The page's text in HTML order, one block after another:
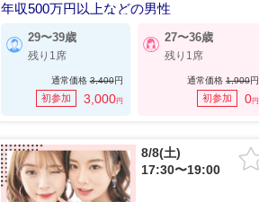
年収500万円以上などの男性
29〜39歳
残り1席
通常価格3,400円
初参加 3,000円
27〜36歳
残り1席
通常価格 1,900円
初参加 0円
8/8(土)
17:30〜19:00